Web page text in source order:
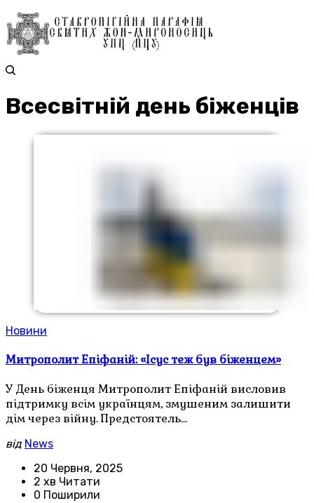
Всесвітній день біженців
Новини
Митрополит Епіфаній: «Ісус теж був біженцем»
У День біженця Митрополит Епіфаній висловив
підтримку всім українцям, змушеним залишити
дім через війну. Предстоятель…
від News
20 Червня, 2025
2 хв Читати
0 Поширили